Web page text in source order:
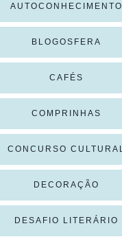
AUTOCONHECIMENTO
BLOGOSFERA
CAFÉS
COMPRINHAS
CONCURSO CULTURAL
DECORAÇÃO
DESAFIO LITERÁRIO